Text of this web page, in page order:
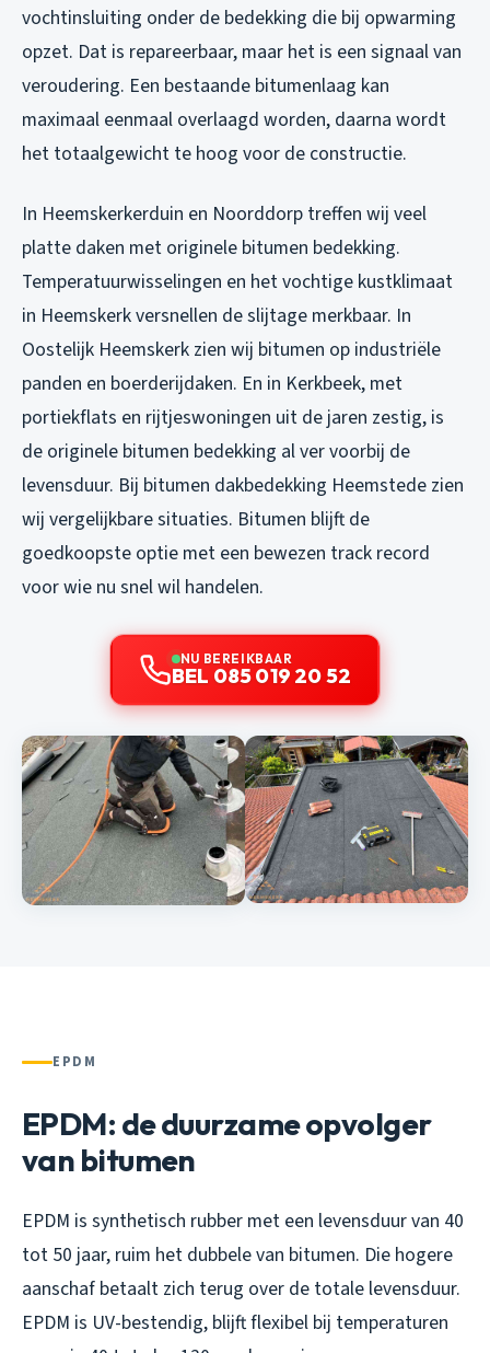
vochtinsluiting onder de bedekking die bij opwarming
opzet. Dat is repareerbaar, maar het is een signaal van
veroudering. Een bestaande bitumenlaag kan
maximaal eenmaal overlaagd worden, daarna wordt
het totaalgewicht te hoog voor de constructie.
In Heemskerkerduin en Noorddorp treffen wij veel
platte daken met originele bitumen bedekking.
Temperatuurwisselingen en het vochtige kustklimaat
in Heemskerk versnellen de slijtage merkbaar. In
Oostelijk Heemskerk zien wij bitumen op industriële
panden en boerderijdaken. En in Kerkbeek, met
portiekflats en rijtjeswoningen uit de jaren zestig, is
de originele bitumen bedekking al ver voorbij de
levensduur. Bij bitumen dakbedekking Heemstede zien
wij vergelijkbare situaties. Bitumen blijft de
goedkoopste optie met een bewezen track record
voor wie nu snel wil handelen.
NU BEREIKBAAR
BEL 085 019 20 52
EPDM
EPDM: de duurzame opvolger
van bitumen
EPDM is synthetisch rubber met een levensduur van 40
tot 50 jaar, ruim het dubbele van bitumen. Die hogere
aanschaf betaalt zich terug over de totale levensduur.
EPDM is UV-bestendig, blijft flexibel bij temperaturen